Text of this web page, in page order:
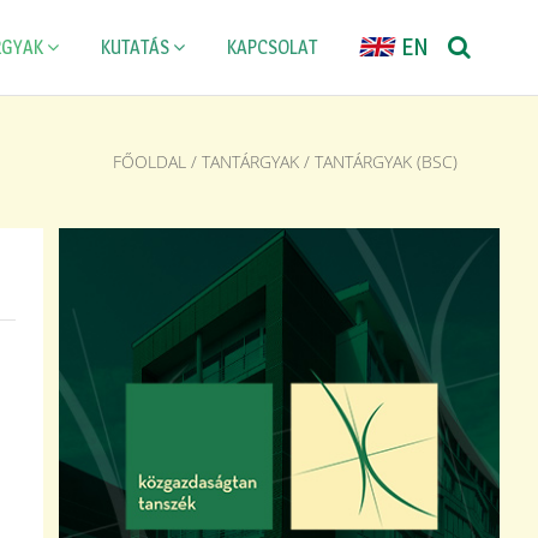
KUTATÁS KAPCSOLAT EN
FŐOLDAL / TANTÁRGYAK / TANTÁRGYAK (BSC)